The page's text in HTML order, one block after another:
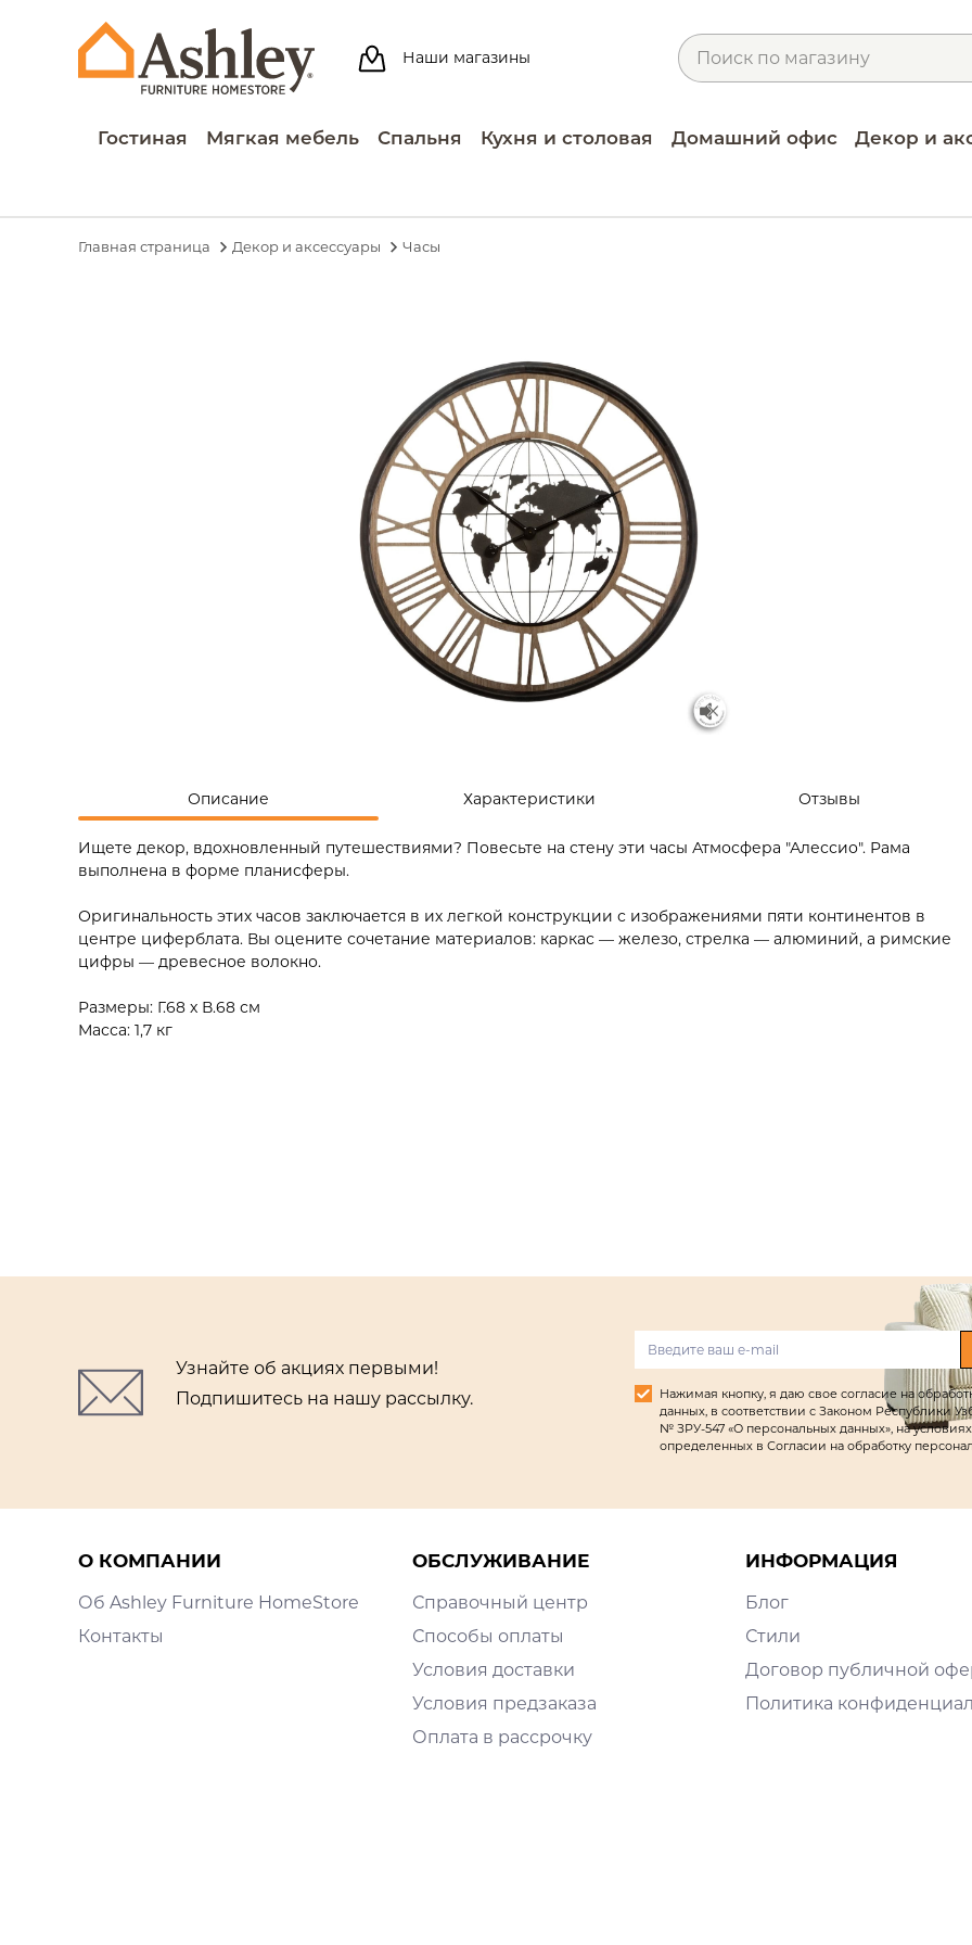
Наши магазины
Гостиная Мягкая мебель Спальня Кухня и столовая Домашний офис Декор и
Главная страница Декор и аксессуары Часы
Описание Характеристики Отзывы
Ищете декор, вдохновленный путешествиями? Повесьте на стену эти часы Атмосфера "Алессио". Рама
выполнена в форме планисферы.
Оригинальность этих часов заключается в их легкой конструкции с изображениями пяти континентов в
центре циферблата. Вы оцените сочетание материалов: каркас — железо, стрелка — алюминий, а римские
цифры — древесное волокно.
Размеры: Г.68 x В.68 см
Масса: 1,7 кг
Узнайте об акциях первыми!
Подпишитесь на нашу рассылку.
Нажимая кнопку, я даю свое согласие на
данных, в соответствии с Законом Республики
№ ЗРУ-547 «О персональных данных», на
определенных в Согласии на обработку
О КОМПАНИИ
Об Ashley Furniture HomeStore
Контакты
ОБСЛУЖИВАНИЕ
Справочный центр
Способы оплаты
Условия доставки
Условия предзаказа
Оплата в рассрочку
ИНФОРМАЦИЯ
Блог
Стили
Договор публичной
Политика